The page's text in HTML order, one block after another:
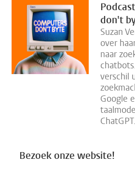
don't
Suzan
over
naar
verschil
Google
Bezoek onze website!